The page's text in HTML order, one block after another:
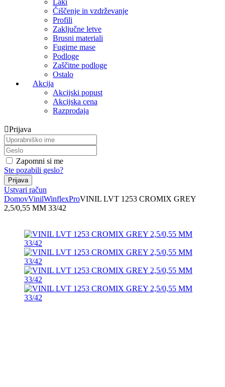
Laki
Čiščenje in vzdrževanje
Profili
Zaključne letve
Brusni materiali
Fugirne mase
Podloge
Zaščitne podloge
Ostalo
Akcija
Akcijski popust
Akcijska cena
Razprodaja
Prijava
Zapomni si me
Ste pozabili geslo?
Ustvari račun
DomovVinilWinflexProVINIL LVT 1253 CROMIX GREY
2,5/0,55 MM 33/42